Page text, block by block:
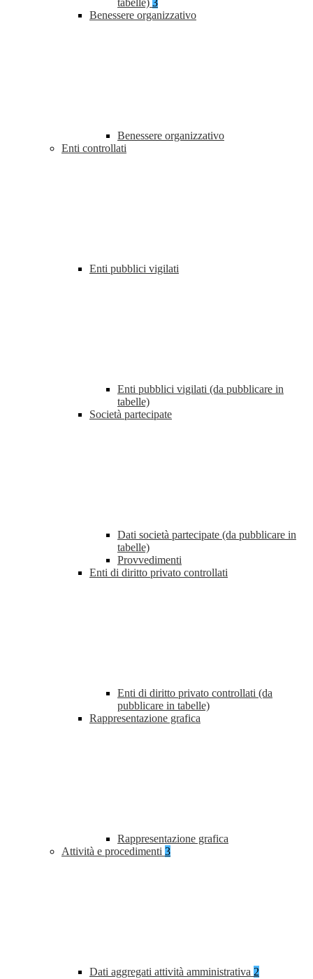
tabelle) 3
Benessere organizzativo
Benessere organizzativo
Enti controllati
Enti pubblici vigilati
Enti pubblici vigilati (da pubblicare in
tabelle)
Società partecipate
Dati società partecipate (da pubblicare in
tabelle)
Provvedimenti
Enti di diritto privato controllati
Enti di diritto privato controllati (da
pubblicare in tabelle)
Rappresentazione grafica
Rappresentazione grafica
Attività e procedimenti 3
Dati aggregati attività amministrativa 2